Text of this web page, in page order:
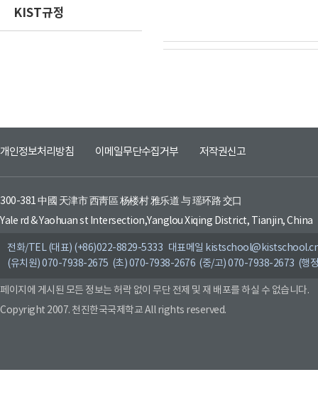
KIST규정
개인정보처리방침 이메일무단수집거부 저작권신고
300-381 中國 天津市 西靑區 杨楼村 雅乐道 与 瑶环路 交口
Yale rd & Yaohuan st Intersection,Yanglou Xiqing District, Tianjin, China
전화/TEL (대표) (+86)022-8829-5333 대표메일
(유치원) 070-7938-2675 (초) 070-7938-2676 (중/고) 070-7938-2673 (행
페이지에 게시된 모든 정보는 허락 없이 무단 전제 및 재 배포를 하실 수 없습니다.
Copyright 2007. 천진한국국제학교 All rights reserved.